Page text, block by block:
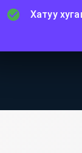
Хатуу